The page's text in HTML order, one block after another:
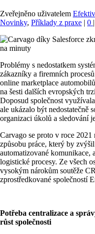
Zveřejněno uživatelem
Novinky, Příklady z praxe | 0 |
Problémy s nedostatkem
zákazníky a firemních
online marketplace
na šesti dalších evropských
Doposud společnost
ale ukázalo být nedostatečně
organizaci úkolů a sledování
Carvago se proto v roce
způsobu práce, který by
automatizované komunikace,
logistické procesy. Ze všech
vysokým nárokům soutěže
zprostředkované společností
Potřeba centralizace a
růst společnosti